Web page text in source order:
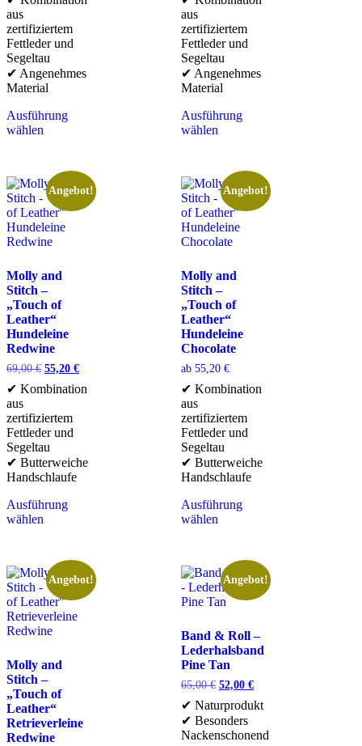
aus
zertifiziertem
Fettleder und
Segeltau
✔ Angenehmes
Material
Ausführung
wählen
aus
zertifiziertem
Fettleder und
Segeltau
✔ Angenehmes
Material
Ausführung
wählen
Angebot!
Molly and
Stitch –
„Touch of
Leather“
Hundeleine
Redwine
69,00€ 55,20 €
✔ Kombination
aus
zertifiziertem
Fettleder und
Segeltau
✔ Butterweiche
Handschlaufe
Ausführung
wählen
Angebot!
Molly and
Stitch –
„Touch of
Leather“
Hundeleine
Chocolate
ab 55,20 €
✔ Kombination
aus
zertifiziertem
Fettleder und
Segeltau
✔ Butterweiche
Handschlaufe
Ausführung
wählen
Angebot!
Molly and
Stitch –
„Touch of
Leather“
Retrieverleine
Redwine
Angebot!
Band & Roll –
Lederhalsband
Pine Tan
65,00€ 52,00 €
✔ Naturprodukt
✔ Besonders
Nackenschonend